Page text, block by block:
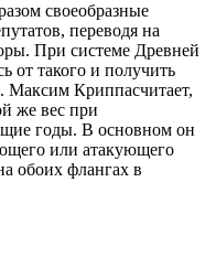
своеобразные
переводя на
При системе Древней
от такого и получить
Максим Криппасчитает,
же вес при
годы. В основном он
или атакующего
обоих флангах в